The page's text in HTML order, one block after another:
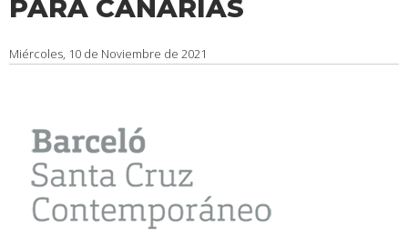
PARA CANARIAS
Miércoles, 10 de Noviembre de 2021